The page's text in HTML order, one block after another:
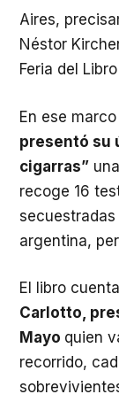
Aires,
Néstor
Feria del
En ese marco
presentó su
cigarras”
recoge 16
argentina,
El libro
Carlotto,
Mayo quien
recorrido,